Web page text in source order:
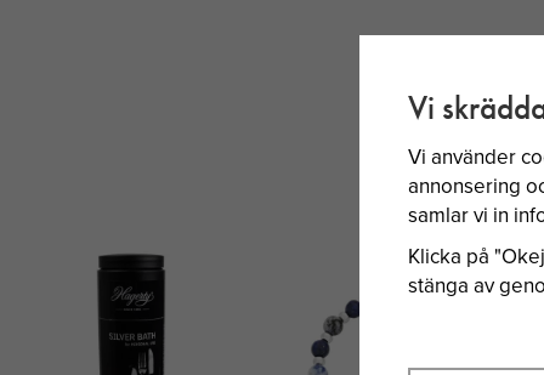
Vi
Vi använder
annonsering
samlar vi in
Klicka på
stänga av